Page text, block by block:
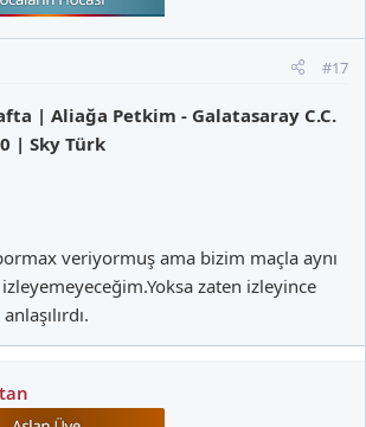
#17
| Aliağa Petkim - Galatasaray C.C.
| Sky Türk
veriyormuş ama bizim maçla aynı
zaten izleyince